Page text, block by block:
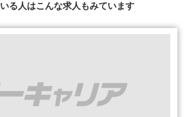
る人はこんな求人もみています